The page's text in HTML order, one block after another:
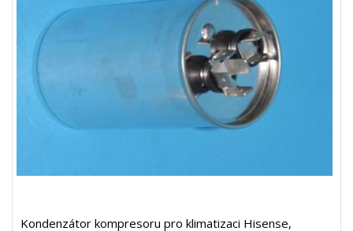
Kondenzátor kompresoru pro klimatizaci Hisense,